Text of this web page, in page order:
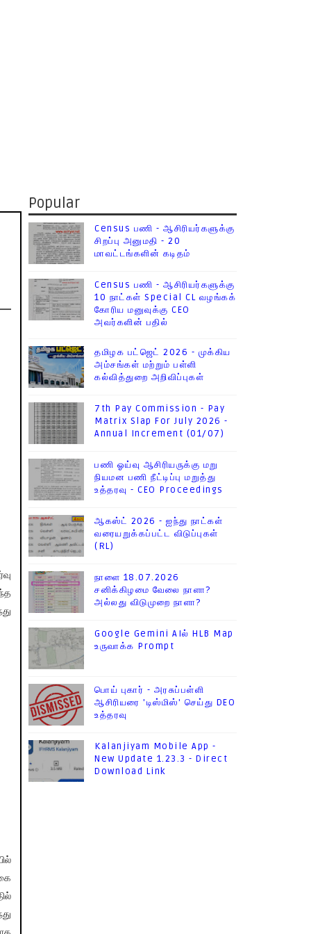
Popular
Census பணி - ஆசிரியர்களுக்கு
சிறப்பு அனுமதி - 20
மாவட்டங்களின் கடிதம்
Census பணி - ஆசிரியர்களுக்கு
10 நாட்கள் Special CL வழங்கக்
கோரிய மனுவுக்கு CEO
அவர்களின் பதில்
தமிழக பட்ஜெட் 2026 - முக்கிய
அம்சங்கள் மற்றும் பள்ளி
கல்வித்துறை அறிவிப்புகள்
7th Pay Commission - Pay
Matrix Slap For July 2026 -
Annual Increment (01/07)
பணி ஓய்வு ஆசிரியருக்கு மறு
நியமன பணி நீட்டிப்பு மறுத்து
உத்தரவு - CEO Proceedings
ஆகஸ்ட் 2026 - ஐந்து நாட்கள்
வரையறுக்கப்பட்ட விடுப்புகள்
(RL)
நாளை 18.07.2026
சனிக்கிழமை வேலை நாளா?
அல்லது விடுமுறை நாளா?
Google Gemini AIல் HLB Map
உருவாக்க Prompt
பொய் புகார் - அரசுப்பள்ளி
ஆசிரியரை 'டிஸ்மிஸ்' செய்து DEO
உத்தரவு
Kalanjiyam Mobile App -
New Update 1.23.3 - Direct
Download Link